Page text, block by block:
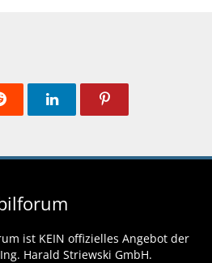
ist KEIN offizielles Angebot der
Harald Striewski GmbH.